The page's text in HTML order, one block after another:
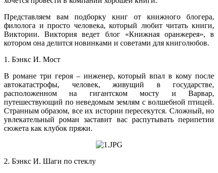
Представляем вам подборку книг от книжного блогера,
филолога и просто человека, который любит читать книги,
Виктории. Виктория ведет блог «Книжная оранжерея», в
котором она делится новинками и советами для книголюбов.
1. Бэнкс И. Мост
В романе три героя – инженер, который впал в кому после
автокатастрофы, человек, живущий в государстве,
расположенном на гигантском мосту и Варвар,
путешествующий по неведомым землям с волшебной птицей.
Странным образом, все их истории пересекутся. Сложный, но
увлекательный роман заставит вас распутывать перипетии
сюжета как клубок пряжи.
2. Бэнкс И. Шаги по стеклу